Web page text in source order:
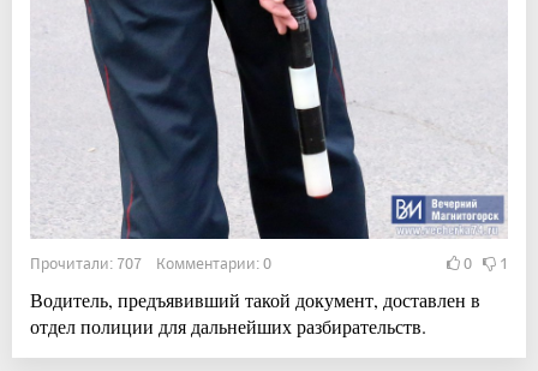
Прочитали: 707 Комментарии: 0 0 1
Водитель, предъявивший такой документ, доставлен в
отдел полиции для дальнейших разбирательств.